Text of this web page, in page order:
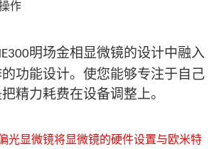
作
明场金相显微镜的设计中融入
功能设计。使您能够专注于自己
精力耗费在设备调整上。
光显微镜将显微镜的硬件设置与欧米特